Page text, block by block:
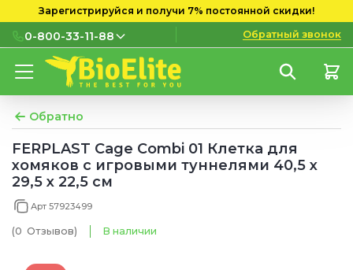
Зарегистрируйся и получи 7% постоянной скидки!
0-800-33-11-88
0-800-33-11-88
мобильных номеров
(097) 133 11 88
(095) 133 11 88
(073) 133 11 88
Обратный звонок
Обратно
FERPLAST Cage Combi 01 Клетка для
хомяков с игровыми туннелями 40,5 x
29,5 x 22,5 см
Арт 57923499
(0 Отзывов) В наличии